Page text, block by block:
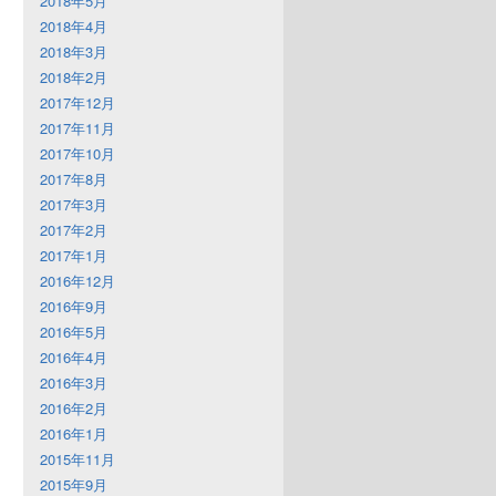
2018年4月
2018年3月
2018年2月
2017年12月
2017年11月
2017年10月
2017年8月
2017年3月
2017年2月
2017年1月
2016年12月
2016年9月
2016年5月
2016年4月
2016年3月
2016年2月
2016年1月
2015年11月
2015年9月